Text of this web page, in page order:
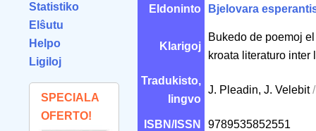
Statistiko
Elŝutu
Helpo
Ligiloj
SPECIALA
OFERTO!
Eldoninto Bjelovara
Klarigoj
Bukedo de poemoj
kroata literaturo inter
Tradukisto,
lingvo
J. Pleadin, J. Velebit
ISBN/ISSN 9789535852551